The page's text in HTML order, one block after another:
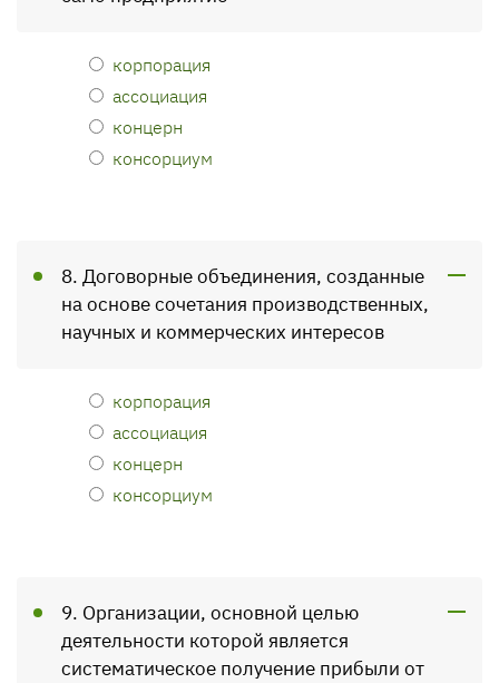
корпорация
ассоциация
концерн
консорциум
8. Договорные объединения, созданные
на основе сочетания производственных,
научных и коммерческих интересов
корпорация
ассоциация
концерн
консорциум
9. Организации, основной целью
деятельности которой является
систематическое получение прибыли от